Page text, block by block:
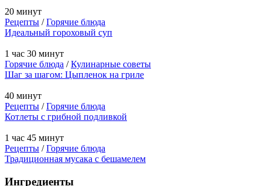
20 минут
Рецепты /Горячие блюда
Идеальный гороховый суп
1 час 30 минут
Горячие блюда /Кулинарные советы
Шаг за шагом: Цыпленок на гриле
40 минут
Рецепты /Горячие блюда
Котлеты с грибной подливкой
1 час 45 минут
Рецепты /Горячие блюда
Традиционная мусака с бешамелем
Ингредиенты